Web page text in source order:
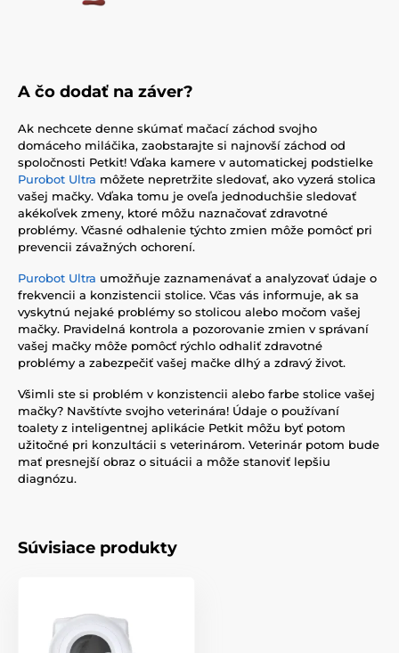
A čo dodať na záver?
Ak nechcete denne skúmať mačací záchod svojho
domáceho miláčika, zaobstarajte si najnovší záchod od
spoločnosti Petkit! Vďaka kamere v automatickej podstielke
Purobot Ultra môžete nepretržite sledovať, ako vyzerá stolica
vašej mačky. Vďaka tomu je oveľa jednoduchšie sledovať
akékoľvek zmeny, ktoré môžu naznačovať zdravotné
problémy. Včasné odhalenie týchto zmien môže pomôcť pri
prevencii závažných ochorení.
Purobot Ultra umožňuje zaznamenávať a analyzovať údaje o
frekvencii a konzistencii stolice. Včas vás informuje, ak sa
vyskytnú nejaké problémy so stolicou alebo močom vašej
mačky. Pravidelná kontrola a pozorovanie zmien v správaní
vašej mačky môže pomôcť rýchlo odhaliť zdravotné
problémy a zabezpečiť vašej mačke dlhý a zdravý život.
Všimli ste si problém v konzistencii alebo farbe stolice vašej
mačky? Navštívte svojho veterinára! Údaje o používaní
toalety z inteligentnej aplikácie Petkit môžu byť potom
užitočné pri konzultácii s veterinárom. Veterinár potom bude
mať presnejší obraz o situácii a môže stanoviť lepšiu
diagnózu.
Súvisiace produkty